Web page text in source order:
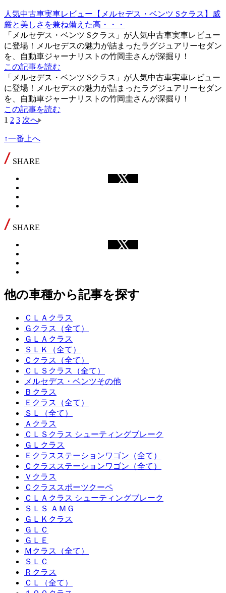
人気中古車実車レビュー【メルセデス・ベンツ Sクラス】威
厳と美しさを兼ね備えた高・・・
「メルセデス・ベンツ Sクラス」が人気中古車実車レビュー
に登場！メルセデスの魅力が詰まったラグジュアリーセダン
を、自動車ジャーナリストの竹岡圭さんが深掘り！
この記事を読む
「メルセデス・ベンツ Sクラス」が人気中古車実車レビュー
に登場！メルセデスの魅力が詰まったラグジュアリーセダン
を、自動車ジャーナリストの竹岡圭さんが深掘り！
この記事を読む
1 2 3 次へ
↑一番上へ
SHARE
SHARE
他の車種から記事を探す
ＣＬＡクラス
Ｇクラス（全て）
ＧＬＡクラス
ＳＬＫ（全て）
Ｃクラス（全て）
ＣＬＳクラス（全て）
メルセデス・ベンツその他
Ｂクラス
Ｅクラス（全て）
ＳＬ（全て）
Ａクラス
ＣＬＳクラス シューティングブレーク
ＧＬクラス
Ｅクラスステーションワゴン（全て）
Ｃクラスステーションワゴン（全て）
Ｖクラス
Ｃクラススポーツクーペ
ＣＬＡクラス シューティングブレーク
ＳＬＳ ＡＭＧ
ＧＬＫクラス
ＧＬＣ
ＧＬＥ
Ｍクラス（全て）
ＳＬＣ
Ｒクラス
ＣＬ（全て）